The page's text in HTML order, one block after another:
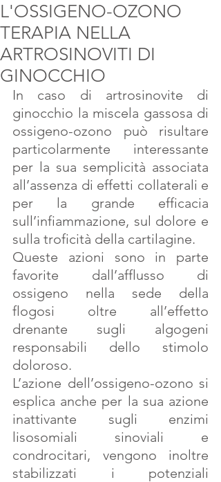
L'OSSIGENO-OZONO
TERAPIA NELLA
ARTROSINOVITI DI
GINOCCHIO
In caso di artrosinovite di
ginocchio la miscela gassosa di
ossigeno-ozono può risultare
particolarmente interessante
per la sua semplicità associata
all’assenza di effetti collaterali e
per la grande efficacia
sull’infiammazione, sul dolore e
sulla troficità della cartilagine.
Queste azioni sono in parte
favorite dall’afflusso di
ossigeno nella sede della
flogosi oltre all’effetto
drenante sugli algogeni
responsabili dello stimolo
doloroso.
L’azione dell’ossigeno-ozono si
esplica anche per la sua azione
inattivante sugli enzimi
lisosomiali sinoviali e
condrocitari, vengono inoltre
stabilizzati i potenziali